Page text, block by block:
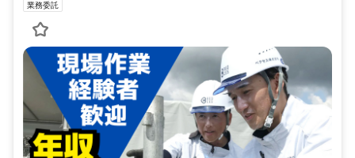
業務委託